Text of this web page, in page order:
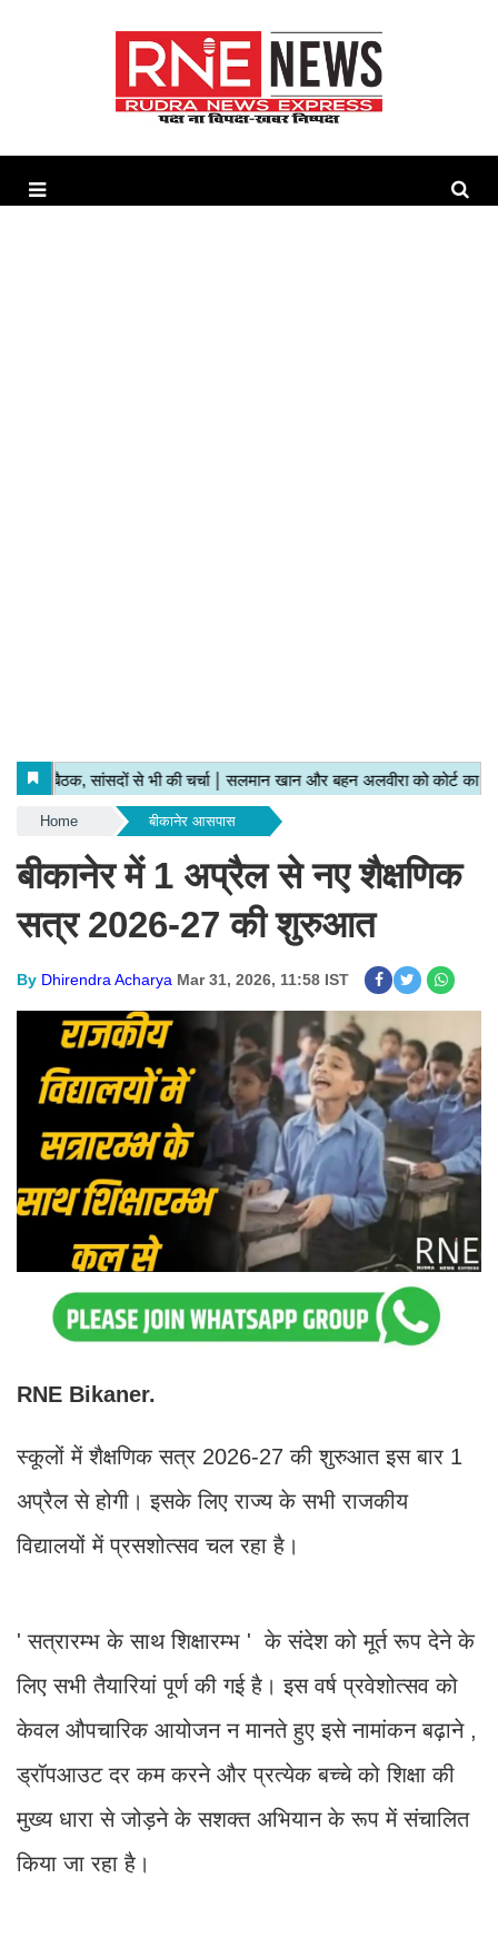
Home बीकानेर आसपास
बीकानेर में 1 अप्रैल से नए शैक्षणिक
सत्र 2026-27 की शुरुआत
By Dhirendra Acharya Mar 31, 2026, 11:58 IST
RNE Bikaner.
स्कूलों में शैक्षणिक सत्र 2026-27 की शुरुआत इस बार 1
अप्रैल से होगी। इसके लिए राज्य के सभी राजकीय
विद्यालयों में प्रसशोत्सव चल रहा है।
' सत्रारम्भ के साथ शिक्षारम्भ ' के संदेश को मूर्त रूप देने के
लिए सभी तैयारियां पूर्ण की गई है। इस वर्ष प्रवेशोत्सव को
केवल औपचारिक आयोजन न मानते हुए इसे नामांकन बढ़ाने ,
ड्रॉपआउट दर कम करने और प्रत्येक बच्चे को शिक्षा की
मुख्य धारा से जोड़ने के सशक्त अभियान के रूप में संचालित
किया जा रहा है।